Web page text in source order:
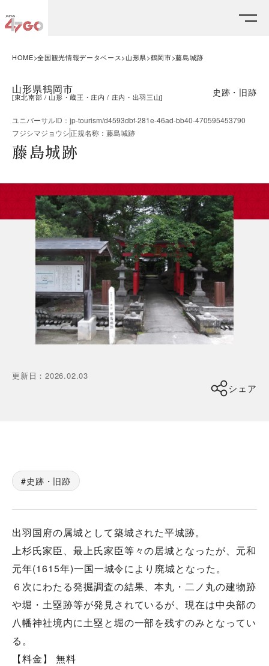
HOME 全国観光情報データベース 山形県 鶴岡市 藤島城跡
山形県鶴岡市
[東北南部 山形・蔵王・庄内 庄内・出羽三山] 史跡・旧跡
ユニバーサルID ： jp-tourism/d4593dbf-281e-46ad-bb40-470595453790
フジシマジョウシ正規名称 ： 藤島城跡
藤島城跡
更新日 ：2026.02.03
シェア
史跡・旧跡
出羽国府の属城として築城された平城跡。
上杉氏家臣、最上氏家臣等々の居城となったが、元和
元年(1615年)一国一城令により廃城となった。
６次にわたる発掘調査の結果、本丸・二ノ丸の建物跡
や堀・土塁跡等が発見されているが、現在は中央部の
八幡神社境内に土塁と堀の一部を残すのみとなってい
る。
【料金】 無料